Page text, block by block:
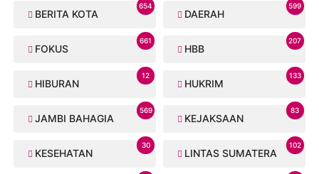
BERITA KOTA
654
DAERAH
599
FOKUS
661
HBB
207
HIBURAN
12
HUKRIM
133
JAMBI BAHAGIA
569
KEJAKSAAN
83
KESEHATAN
30
LINTAS SUMATERA
102